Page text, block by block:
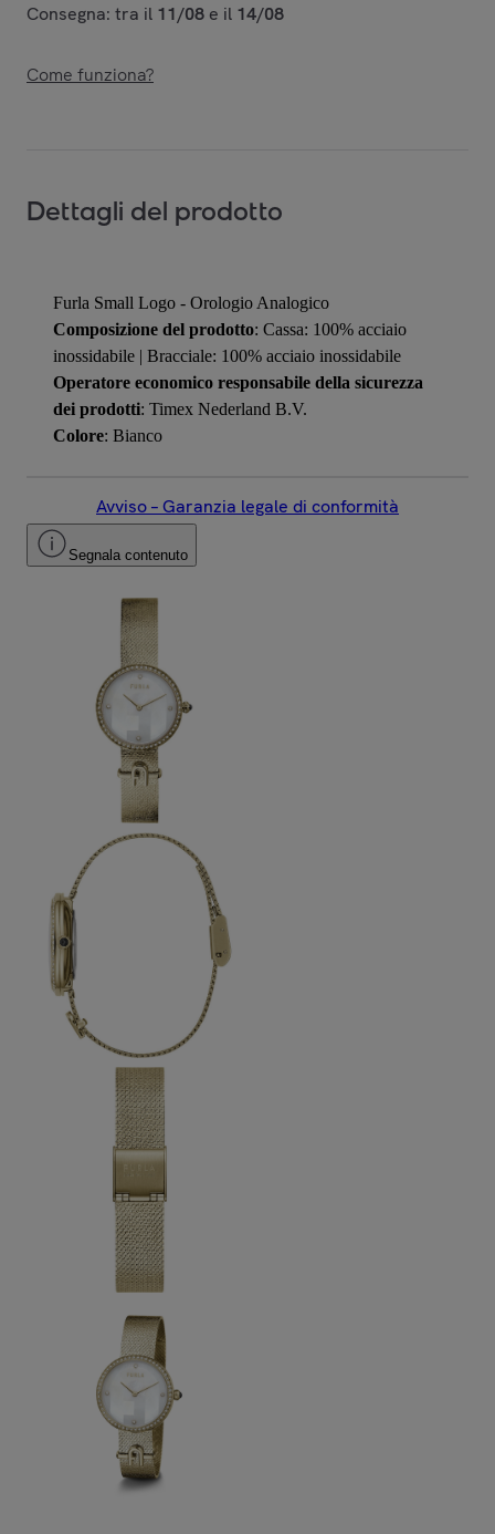
Consegna: tra il 11/08 e il 14/08
Come funziona?
Dettagli del prodotto
Furla Small Logo - Orologio Analogico
Composizione del prodotto: Cassa: 100% acciaio
inossidabile | Bracciale: 100% acciaio inossidabile
Operatore economico responsabile della sicurezza
dei prodotti: Timex Nederland B.V.
Colore: Bianco
Avviso – Garanzia legale di conformità
Segnala contenuto